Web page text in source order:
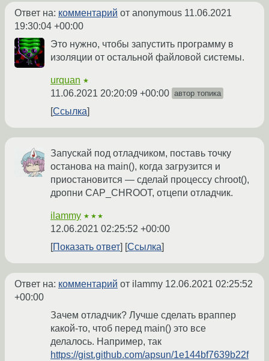
Ответ на: комментарий от anonymous 11.06.2021
19:30:04 +00:00
Это нужно, чтобы запустить программу в
изоляции от остальной файловой системы.
urquan ★
11.06.2021 20:20:09 +00:00 автор топика
Ссылка
Запускай под отладчиком, поставь точку
останова на main(), когда загрузится и
приостановится — сделай процессу chroot(),
дропни CAP_CHROOT, отцепи отладчик.
ilammy ★★★
12.06.2021 02:25:52 +00:00
Показать ответ
Ссылка
Ответ на: комментарий от ilammy 12.06.2021 02:25:52
+00:00
Зачем отладчик? Лучше сделать враппер
какой-то, чтоб перед main() это все
делалось. Например, так
https://gist.github.com/apsun/1e144bf7639b22f